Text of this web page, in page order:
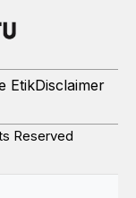
EtikDisclaimer
Reserved